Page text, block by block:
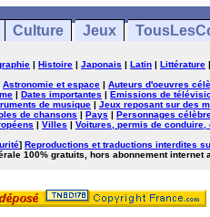
Culture Jeux
| Histoire | Japonais | Latin | Littérature |
Astronomie et espace | Auteurs d'oeuvres
| Dates importantes | Emissions de
de musique | Jeux reposant sur des
de chansons | Pays | Personnages
| Villes | Voitures, permis de conduire,
] Reproductions et traductions interdites
100% gratuits, hors abonnement internet